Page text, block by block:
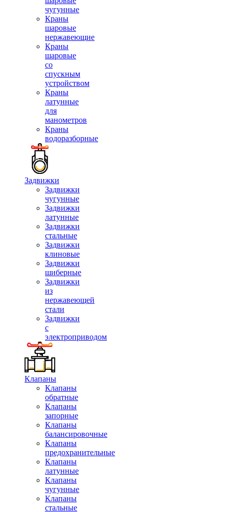
чугунные
Краны
шаровые
нержавеющие
Краны
шаровые
со
спускным
устройством
Краны
латунные
для
манометров
Краны
водоразборные
Задвижки
Задвижки
чугунные
Задвижки
латунные
Задвижки
стальные
Задвижки
клиновые
Задвижки
шиберные
Задвижки
из
нержавеющей
стали
Задвижки
с
электроприводом
Клапаны
Клапаны
обратные
Клапаны
запорные
Клапаны
балансировочные
Клапаны
предохранительные
Клапаны
латунные
Клапаны
чугунные
Клапаны
стальные